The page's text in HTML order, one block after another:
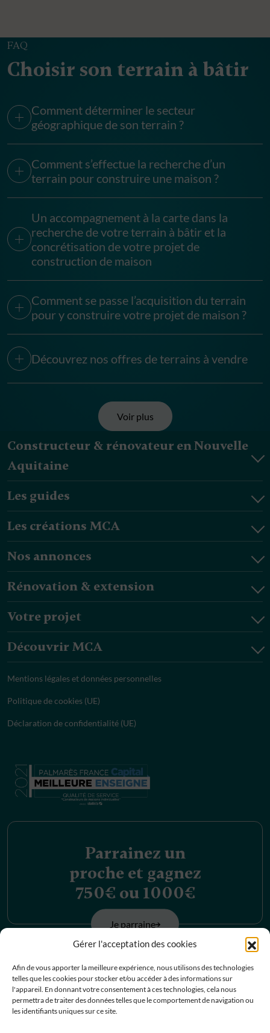
Gérer l'acceptation des cookies
Afin de vous apporter la meilleure expérience, nous utilisons des technologies
telles que les cookies pour stocker et/ou accéder à des informations sur
l'appareil. En donnant votre consentement à ces technologies, cela nous
permettra de traiter des données telles que le comportement de navigation ou
les identifiants uniques sur ce site.
FAQ
Choisir son terrain à bâtir
Comment déterminer le secteur
géographique de son terrain ?
Comment s’effectue la recherche d’un
terrain pour construire une maison ?
Un accompagnement à la carte dans la
recherche de votre terrain à bâtir et la
concrétisation de votre projet de
construction de maison
Comment se passe l’acquisition du terrain
pour y construire votre projet de maison ?
Découvrez nos offres de terrains à vendre
Voir plus
Constructeur & rénovateur en Nouvelle
Aquitaine
Les guides
Les créations MCA
Nos annonces
Rénovation & extension
Votre projet
Découvrir MCA
Mentions légales et données personnelles
Politique de cookies (UE)
Déclaration de confidentialité (UE)
Parrainez un
proche et gagnez
750€ ou 1000€
Je parraine
Découvrez nos
offres d’emplois